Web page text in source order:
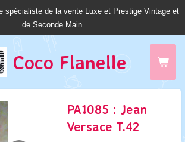
Coco Flanelle
spécialiste de la vente Luxe et Prestige Vintage et
de Seconde Main
PA1085 : Jean
Versace T.42